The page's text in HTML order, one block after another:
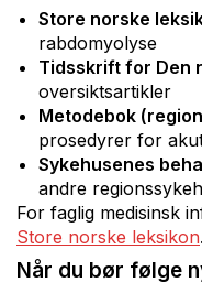
Store norske
rabdomyolyse
Tidsskrift for Den
oversiktsartikler
Metodebok
prosedyrer for
Sykehusenes
andre
For faglig medisinsk
Store norske leksikon.
Når du bør følge